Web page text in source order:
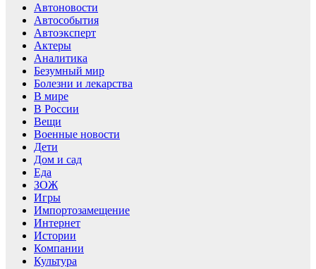
Автоновости
Автособытия
Автоэксперт
Актеры
Аналитика
Безумный мир
Болезни и лекарства
В мире
В России
Вещи
Военные новости
Дети
Дом и сад
Еда
ЗОЖ
Игры
Импортозамещение
Интернет
Истории
Компании
Культура